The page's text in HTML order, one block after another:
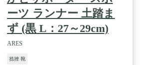
ーツ ランナー 土踏ま
ず (黒 L：27～29cm)
ARES
捻挫 靴